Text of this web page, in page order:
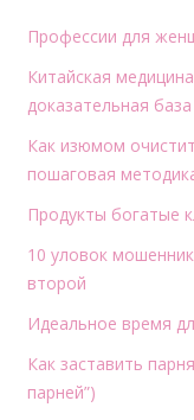
Профессии для
Китайская
доказательная база
Как изюмом
пошаговая
Продукты богатые
10 уловок
второй
Идеальное время
Как заставить
парней”)